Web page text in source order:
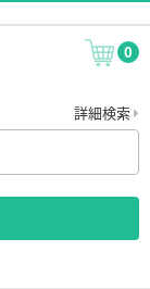
0
詳細検索